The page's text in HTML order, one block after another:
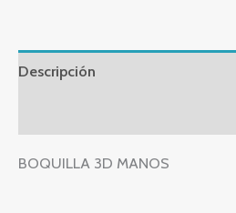
Descripción
BOQUILLA 3D MANOS